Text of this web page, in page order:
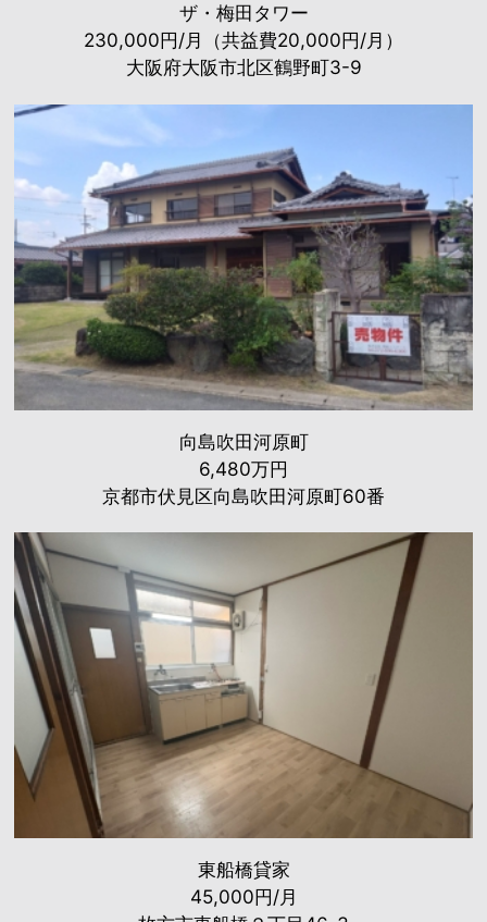
ザ・梅田タワー
230,000円/月（共益費20,000円/月）
大阪府大阪市北区鶴野町3-9
向島吹田河原町
6,480万円
京都市伏見区向島吹田河原町60番
東船橋貸家
45,000円/月